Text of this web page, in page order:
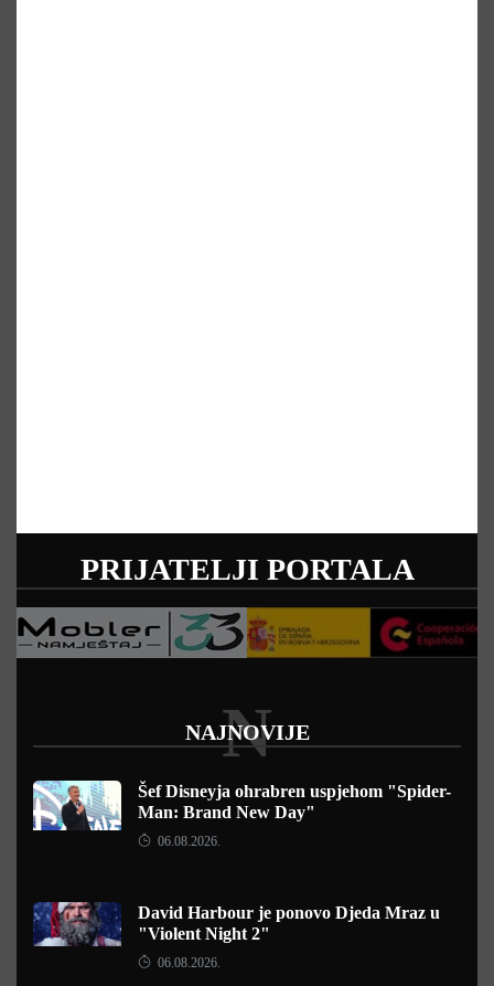
PRIJATELJI PORTALA
NAJNOVIJE
N
Šef Disneyja ohrabren uspjehom "Spider-
Man: Brand New Day"
06.08.2026.
David Harbour je ponovo Djeda Mraz u
"Violent Night 2"
06.08.2026.